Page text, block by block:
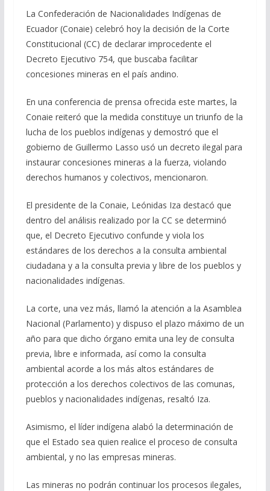
e
b
o
o
k
e
gr
a
m
at
s
A
p
p
ai
l
m
p
ar
ti
r
La Confederación de Nacionalidades Indígenas de
Ecuador (Conaie) celebró hoy la decisión de la Corte
Constitucional (CC) de declarar improcedente el
Decreto Ejecutivo 754, que buscaba facilitar
concesiones mineras en el país andino.
En una conferencia de prensa ofrecida este martes, la
Conaie reiteró que la medida constituye un triunfo de la
lucha de los pueblos indígenas y demostró que el
gobierno de Guillermo Lasso usó un decreto ilegal para
instaurar concesiones mineras a la fuerza, violando
derechos humanos y colectivos, mencionaron.
El presidente de la Conaie, Leónidas Iza destacó que
dentro del análisis realizado por la CC se determinó
que, el Decreto Ejecutivo confunde y viola los
estándares de los derechos a la consulta ambiental
ciudadana y a la consulta previa y libre de los pueblos y
nacionalidades indígenas.
La corte, una vez más, llamó la atención a la Asamblea
Nacional (Parlamento) y dispuso el plazo máximo de un
año para que dicho órgano emita una ley de consulta
previa, libre e informada, así como la consulta
ambiental acorde a los más altos estándares de
protección a los derechos colectivos de las comunas,
pueblos y nacionalidades indígenas, resaltó Iza.
Asimismo, el líder indígena alabó la determinación de
que el Estado sea quien realice el proceso de consulta
ambiental, y no las empresas mineras.
Las mineras no podrán continuar los procesos ilegales,